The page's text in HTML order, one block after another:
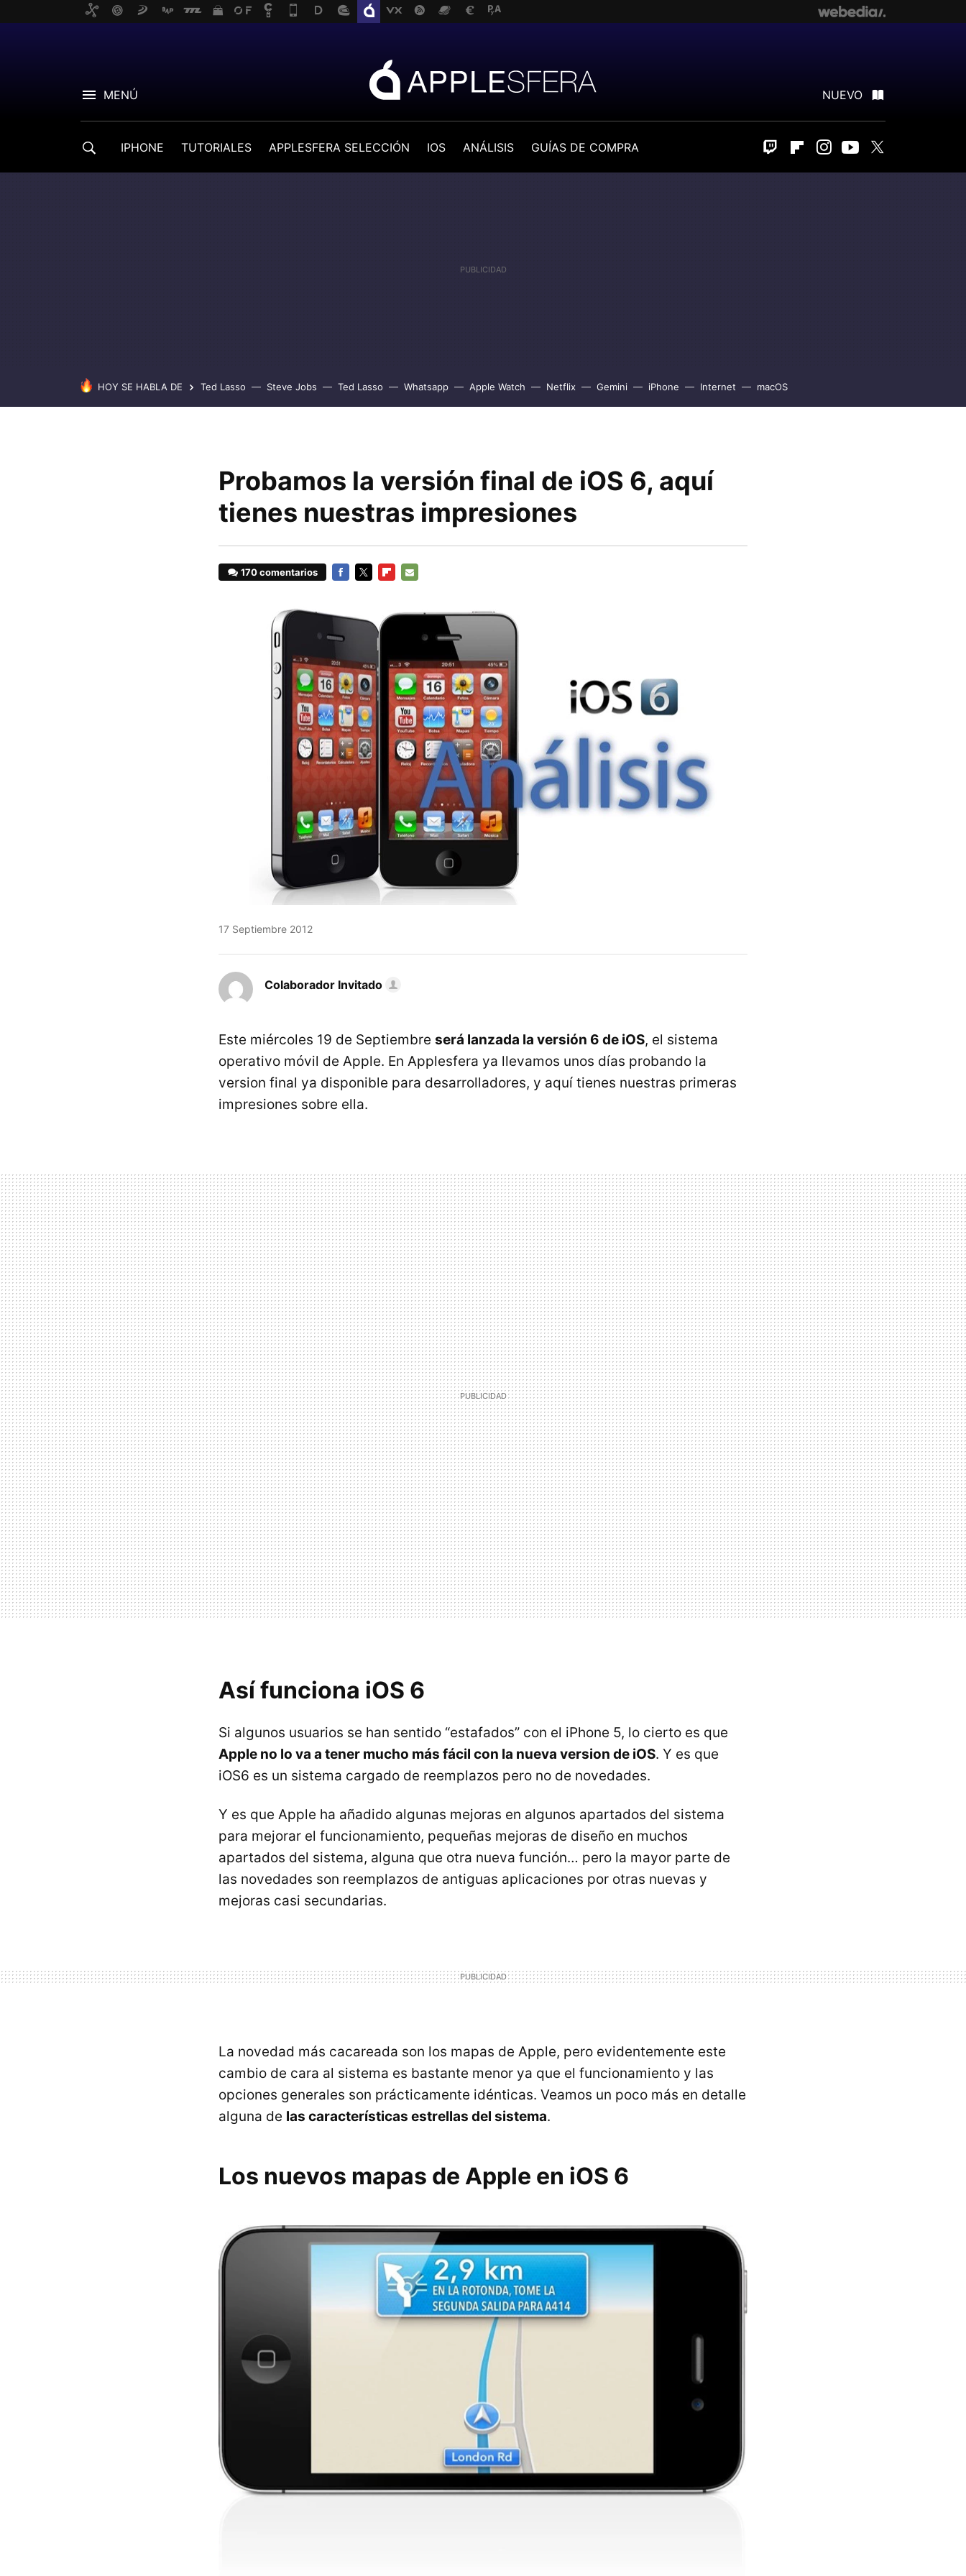
MENÚ NUEVO
IPHONE TUTORIALES APPLESFERA SELECCIÓN IOS ANÁLISIS GUÍAS DE COMPRA Twitch FlipboardInstagram
Youtube
HOY SE HABLA DE Ted Lasso Steve Jobs Ted Lasso Whatsapp Apple Watch Netflix Gemini iPhone Internet macOS
Probamos la versión final de iOS 6, aquí
tienes nuestras impresiones
170 comentarios
17 Septiembre 2012
Colaborador Invitado
Este miércoles 19 de Septiembre será lanzada la versión 6 de iOS, el sistema
operativo móvil de Apple. En Applesfera ya llevamos unos días probando la
version final ya disponible para desarrolladores, y aquí tienes nuestras primeras
impresiones sobre ella.
Así funciona iOS 6
Si algunos usuarios se han sentido “estafados” con el iPhone 5, lo cierto es que
Apple no lo va a tener mucho más fácil con la nueva version de iOS. Y es que
iOS6 es un sistema cargado de reemplazos pero no de novedades.
Y es que Apple ha añadido algunas mejoras en algunos apartados del sistema
para mejorar el funcionamiento, pequeñas mejoras de diseño en muchos
apartados del sistema, alguna que otra nueva función… pero la mayor parte de
las novedades son reemplazos de antiguas aplicaciones por otras nuevas y
mejoras casi secundarias.
La novedad más cacareada son los mapas de Apple, pero evidentemente este
cambio de cara al sistema es bastante menor ya que el funcionamiento y las
opciones generales son prácticamente idénticas. Veamos un poco más en detalle
alguna de las características estrellas del sistema.
Los nuevos mapas de Apple en iOS 6